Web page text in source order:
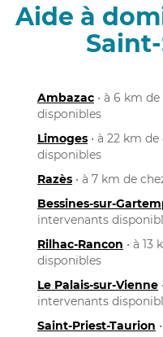
Aide à
Ambazac • à 6 km
disponibles
Limoges • à 22 km
disponibles
Razès • à 7 km de
Bessines-sur-
intervenants
Rilhac-Rancon • à
disponibles
Le Palais-sur-Vienne
intervenants
Saint-Priest-Taurion